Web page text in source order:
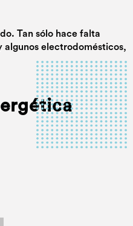
Tan sólo hace falta
electrodomésticos,